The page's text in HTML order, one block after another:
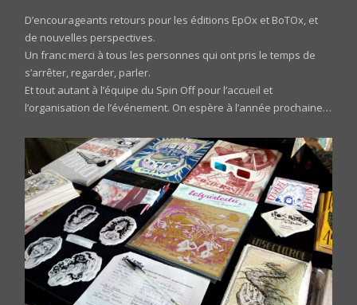
D’encourageants retours pour les éditions EpOx et BoTOx, et
de nouvelles perspectives.
Un franc merci à tous les personnes qui ont pris le temps de
s’arrêter, regarder, parler.
Et tout autant à l’équipe du Spin Off pour l’accueil et
l’organisation de l’événement. On espère à l’année prochaine…